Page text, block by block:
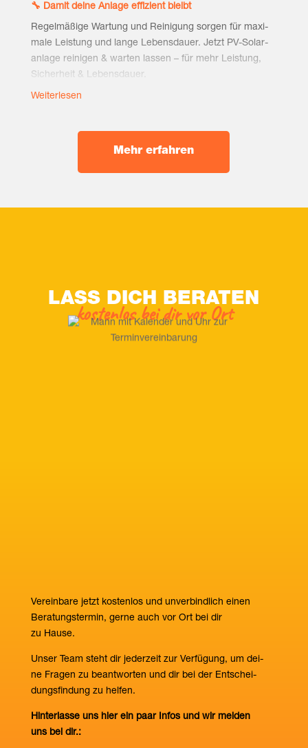
🔧 Damit dei­ne Anla­ge effi­zi­ent bleibt
Regel­mä­ßi­ge War­tung und Rei­ni­gung sor­gen für maxi­
ma­le Leis­tung und lan­ge Lebens­dau­er. Jetzt PV-Solar­
an­la­ge rei­ni­gen & war­ten las­sen – für mehr Leis­tung,
Sicher­heit & Lebensdauer.
Weiterlesen
Mehr erfah­ren
LASS DICH BERATEN
kos­ten­los bei dir vor Ort
Ver­ein­ba­re jetzt kos­ten­los und unver­bind­lich einen
Bera­tungs­ter­min, ger­ne auch vor Ort bei dir
zu Hause.
Unser Team steht dir jeder­zeit zur Ver­fü­gung, um dei­
ne Fra­gen zu beant­wor­ten und dir bei der Ent­schei­
dungs­fin­dung zu helfen.
Hin­ter­las­se uns hier ein paar Infos und wir mel­den
uns bei dir.: